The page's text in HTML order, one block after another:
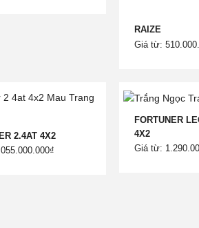
RAIZE
Giá từ:
2.4AT 4X2
FORTUNER
4X2
Giá từ: